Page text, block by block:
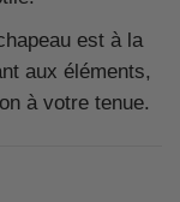
est à la
aux éléments,
à votre tenue.